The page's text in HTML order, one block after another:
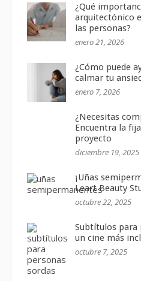
¿Qué
arquitectónico
las personas?
enero 21, 2026
¿Cómo puede
calmar tu
enero 7, 2026
¿Necesitas
Encuentra la
proyecto
diciembre 19, 2025
¡Uñas
Leart Beauty
octubre 22, 2025
Subtítulos para
un cine más
octubre 7, 2025